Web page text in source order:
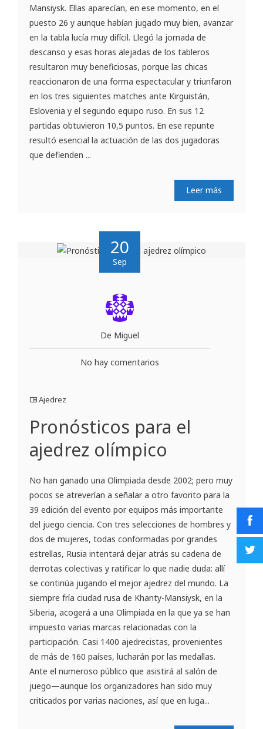
Mansiysk. Ellas aparecían, en ese momento, en el
puesto 26 y aunque habían jugado muy bien, avanzar
en la tabla lucía muy difícil. Llegó la jornada de
descanso y esas horas alejadas de los tableros
resultaron muy beneficiosas, porque las chicas
reaccionaron de una forma espectacular y triunfaron
en los tres siguientes matches ante Kirguistán,
Eslovenia y el segundo equipo ruso. En sus 12
partidas obtuvieron 10,5 puntos. En ese repunte
resultó esencial la actuación de las dos jugadoras
que defienden ...
Leer más
20
Sep
De Miguel
No hay comentarios
Ajedrez
Pronósticos para el
ajedrez olímpico
No han ganado una Olimpiada desde 2002; pero muy
pocos se atreverían a señalar a otro favorito para la
39 edición del evento por equipos más importante
del juego ciencia. Con tres selecciones de hombres y
dos de mujeres, todas conformadas por grandes
estrellas, Rusia intentará dejar atrás su cadena de
derrotas colectivas y ratificar lo que nadie duda: allí
se continúa jugando el mejor ajedrez del mundo. La
siempre fría ciudad rusa de Khanty-Mansiysk, en la
Siberia, acogerá a una Olimpiada en la que ya se han
impuesto varias marcas relacionadas con la
participación. Casi 1400 ajedrecistas, provenientes
de más de 160 países, lucharán por las medallas.
Ante el numeroso público que asistirá al salón de
juego—aunque los organizadores han sido muy
criticados por varias naciones, así que en luga...